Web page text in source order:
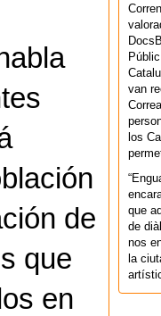
de
que
en
van
los
que
de
nos
la